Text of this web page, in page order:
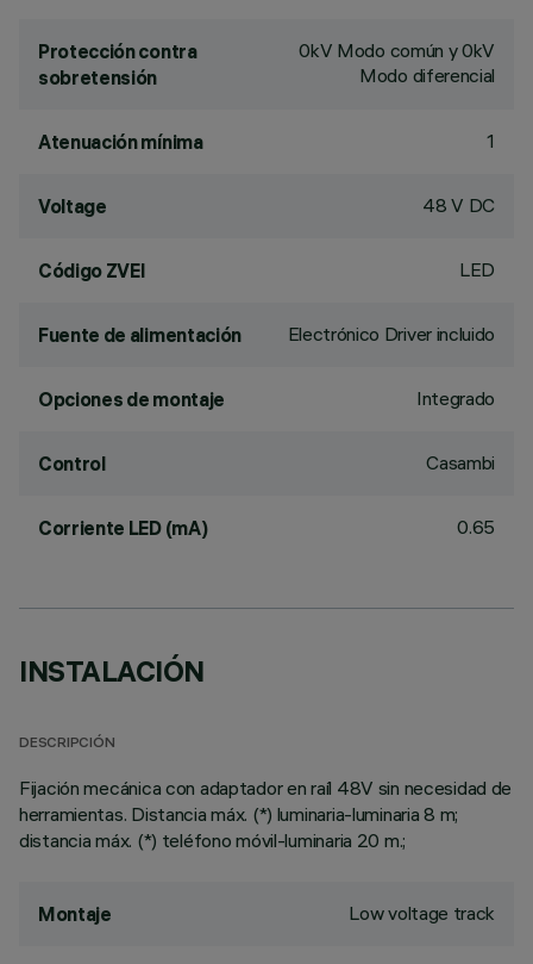
Protección contra
sobretensión
0kV Modo común y 0kV
Modo diferencial
Atenuación mínima 1
Voltage 48 V DC
Código ZVEI LED
Fuente de alimentación Electrónico Driver incluido
Opciones de montaje Integrado
Control Casambi
Corriente LED (mA) 0.65
INSTALACIÓN
DESCRIPCIÓN
Fijación mecánica con adaptador en raíl 48V sin necesidad de
herramientas. Distancia máx. (*) luminaria-luminaria 8 m;
distancia máx. (*) teléfono móvil-luminaria 20 m.;
Montaje Low voltage track